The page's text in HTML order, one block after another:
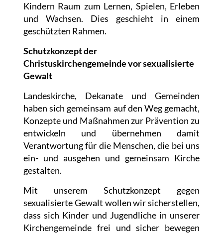
Kindern Raum zum Lernen, Spielen, Erleben
und Wachsen. Dies geschieht in einem
geschützten Rahmen.
Schutzkonzept der
Christuskirchengemeinde vor sexualisierte
Gewalt
Landeskirche, Dekanate und Gemeinden
haben sich gemeinsam auf den Weg gemacht,
Konzepte und Maßnahmen zur Prävention zu
entwickeln und übernehmen damit
Verantwortung für die Menschen, die bei uns
ein- und ausgehen und gemeinsam Kirche
gestalten.
Mit unserem Schutzkonzept gegen
sexualisierte Gewalt wollen wir sicherstellen,
dass sich Kinder und Jugendliche in unserer
Kirchengemeinde frei und sicher bewegen